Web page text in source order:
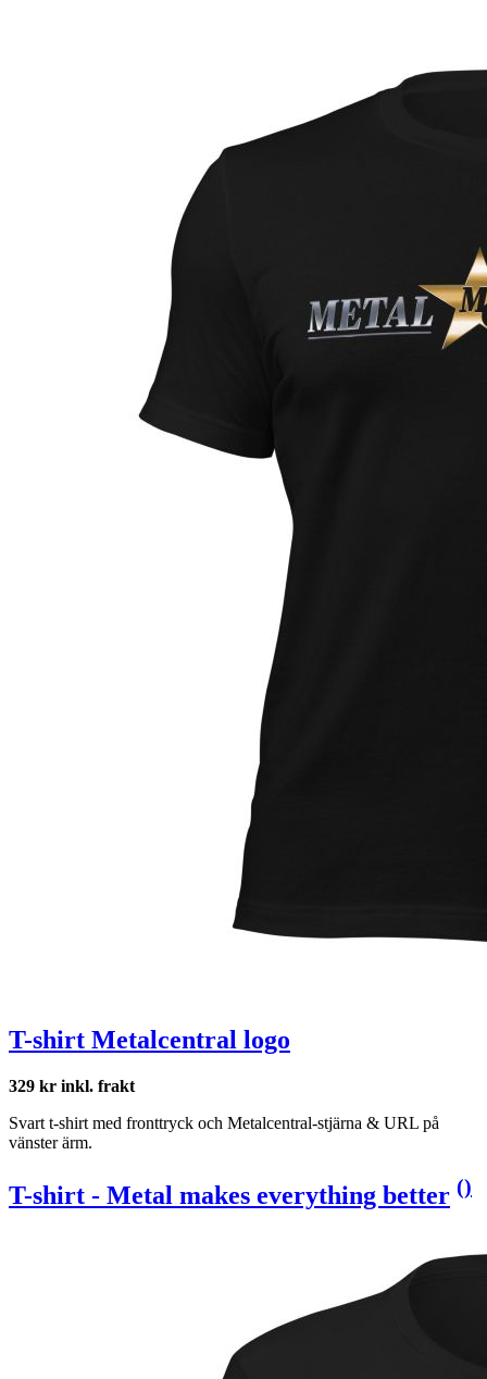
T-shirt Metalcentral logo
329 kr inkl. frakt
Svart t-shirt med fronttryck och Metalcentral-stjärna & URL på
vänster ärm.
T-shirt - Metal makes everything better ()